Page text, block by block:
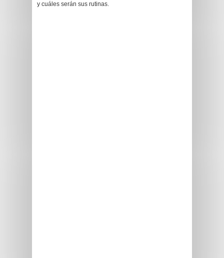
y cuáles serán sus rutinas.